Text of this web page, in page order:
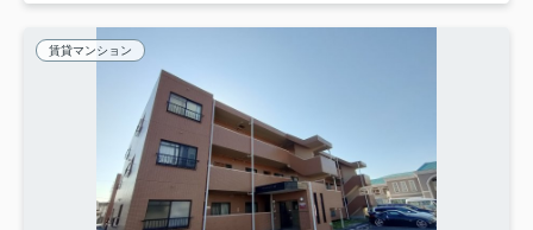
賃貸マンション